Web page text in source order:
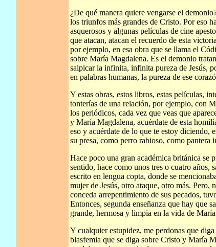
¿De qué manera quiere vengarse el
los triunfos más grandes de Cristo. Por eso
asquerosos y algunas películas de cine
que atacan, atacan el recuerdo de esta
por ejemplo, en esa obra que se llama el
sobre María Magdalena. Es el demonio
salpicar la infinita, infinita pureza de Jesús,
en palabras humanas, la pureza de ese
Y estas obras, estos libros, estas películas,
tonterías de una relación, por ejemplo, con
los periódicos, cada vez que veas que
y María Magdalena, acuérdate de esta
eso y acuérdate de lo que te estoy diciendo,
su presa, como perro rabioso, como pantera
Hace poco una gran académica británica se
sentido, hace como unos tres o cuatro
escrito en lengua copta, donde se
mujer de Jesús, otro ataque, otro más. Pero,
conceda arrepentimiento de sus pecados,
Entonces, segunda enseñanza que hay que
grande, hermosa y limpia en la vida de
Y cualquier estupidez, me perdonas que
blasfemia que se diga sobre Cristo y María